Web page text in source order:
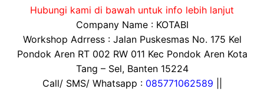
Hubungi kami di bawah untuk info lebih lanjut
Company Name : KOTABI
Workshop Adrress : Jalan Puskesmas No. 175 Kel
Pondok Aren RT 002 RW 011 Kec Pondok Aren Kota
Tang – Sel, Banten 15224
Call/ SMS/ Whatsapp : 085771062589